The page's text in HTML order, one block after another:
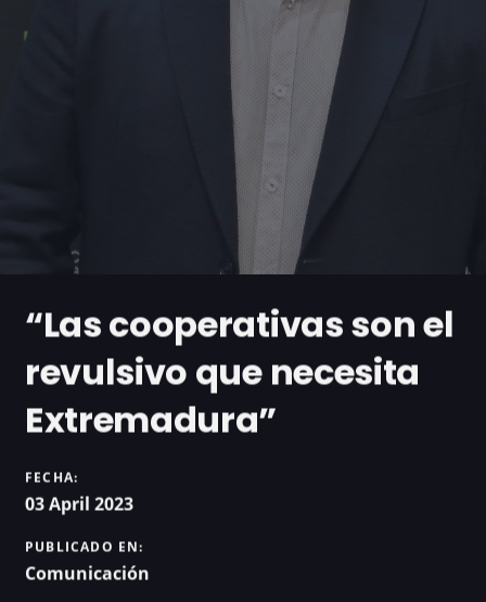
“Las cooperativas son el
revulsivo que necesita
Extremadura”
FECHA:
03 April 2023
PUBLICADO EN:
Comunicación